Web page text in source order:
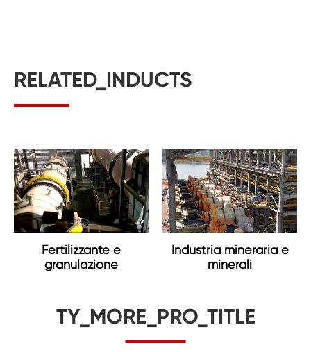
RELATED_INDUCTS
Fertilizzante e
granulazione
Industria mineraria e
minerali
TY_MORE_PRO_TITLE